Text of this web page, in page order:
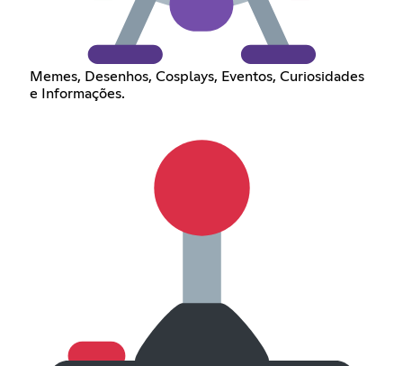
Memes, Desenhos, Cosplays, Eventos, Curiosidades
e Informações.